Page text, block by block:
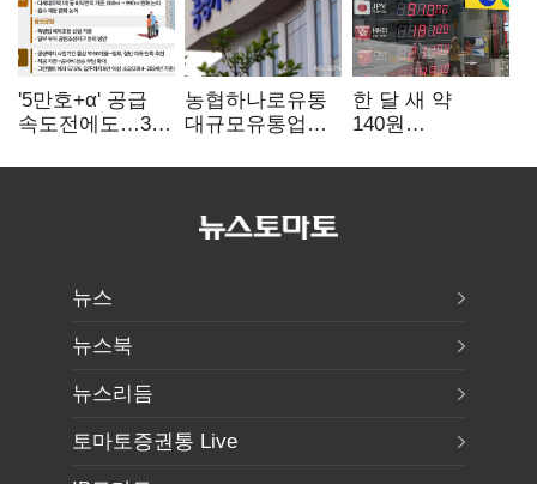
'5만호+α' 공급
속도전에도…3대
농협하나로유통
대규모유통업법
공정위, 과징금
부과
한 달 새 약
140원
엔저'에 원화
뉴스
뉴스북
뉴스리듬
토마토증권통 Live